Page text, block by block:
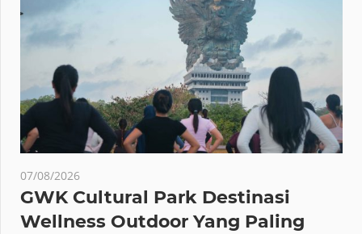
07/08/2026
GWK Cultural Park Destinasi
Wellness Outdoor Yang Paling